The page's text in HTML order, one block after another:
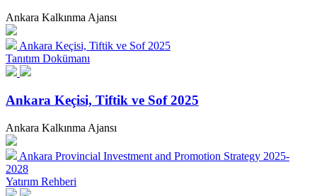
Ankara Kalkınma Ajansı
Ankara Keçisi, Tiftik ve Sof 2025
Tanıtım Dokümanı
Ankara Keçisi, Tiftik ve Sof 2025
Ankara Kalkınma Ajansı
Ankara Provincial Investment and Promotion Strategy 2025-
2028
Yatırım Rehberi